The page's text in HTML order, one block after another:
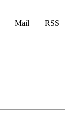
Mail RSS